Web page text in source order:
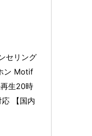
セリング
ン Motif
生20時
【国内